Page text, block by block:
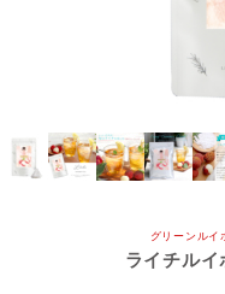
グリーンルイ
ライチル